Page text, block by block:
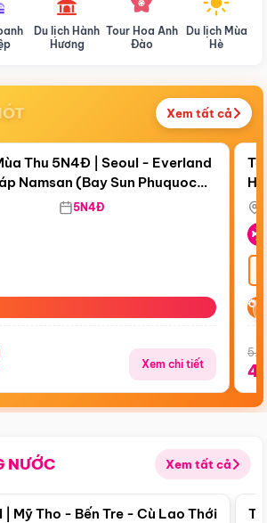
Du lịch Hành
Hương
Tour Hoa Anh
Đào
Du lịch Mùa
Hè
Xem tất cả
Airways
Điểm nổi bật
Thu 5N4Đ | Seoul - Everland
Namsan (Bay Sun Phuquoc
5N4Đ
Xem chi tiết
NƯỚC Xem tất cả
Điểm nổi bật
| Mỹ Tho - Bến Tre - Cù Lao Thới